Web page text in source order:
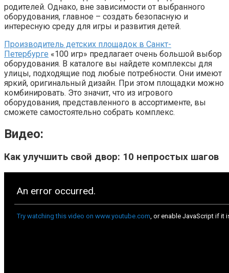
родителей. Однако, вне зависимости от выбранного
оборудования, главное – создать безопасную и
интересную среду для игры и развития детей.
Производитель детских площадок в Санкт-
Петербурге «100 игр» предлагает очень большой выбор
оборудования. В каталоге вы найдете комплексы для
улицы, подходящие под любые потребности. Они имеют
яркий, оригинальный дизайн. При этом площадки можно
комбинировать. Это значит, что из игрового
оборудования, представленного в ассортименте, вы
сможете самостоятельно собрать комплекс.
Видео:
Как улучшить свой двор: 10 непростых шагов